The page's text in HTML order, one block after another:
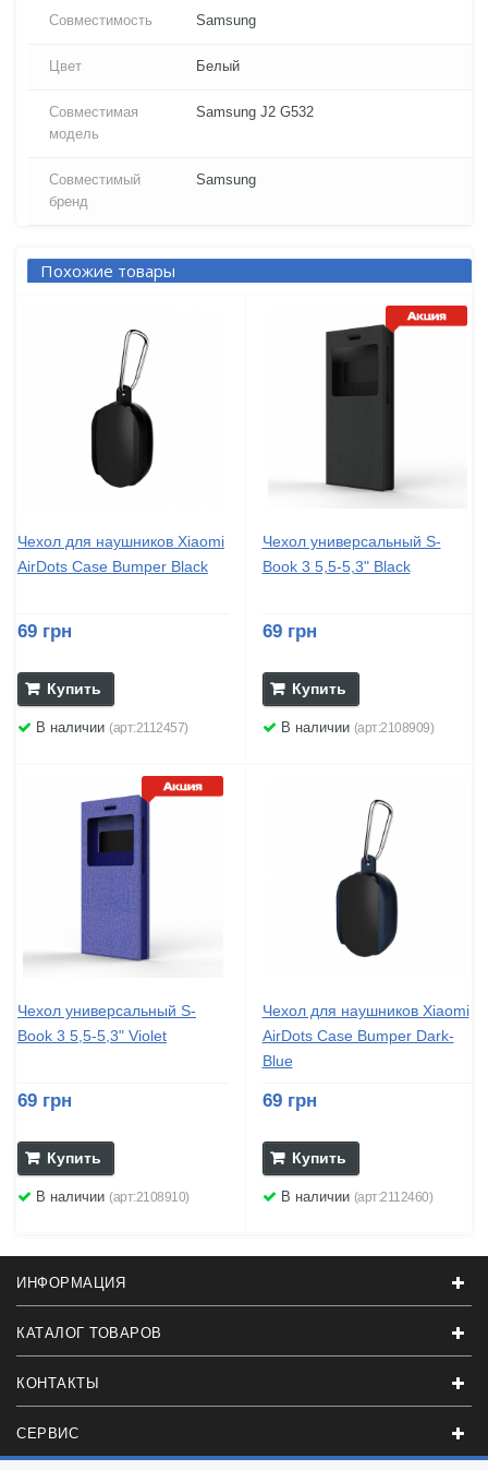
Совместимость Samsung
Цвет Белый
Совместимая
модель
Samsung J2 G532
Совместимый
бренд
Samsung
Похожие товары
Чехол для наушников Xiaomi
AirDots Case Bumper Black
69 грн
Купить
В наличии (арт:2112457)
Чехол универсальный S-
Book 3 5,5-5,3" Black
69 грн
Купить
В наличии (арт:2108909)
Чехол универсальный S-
Book 3 5,5-5,3" Violet
69 грн
Купить
В наличии (арт:2108910)
Чехол для наушников Xiaomi
AirDots Case Bumper Dark-
Blue
69 грн
Купить
В наличии (арт:2112460)
ИНФОРМАЦИЯ
КАТАЛОГ ТОВАРОВ
КОНТАКТЫ
СЕРВИС